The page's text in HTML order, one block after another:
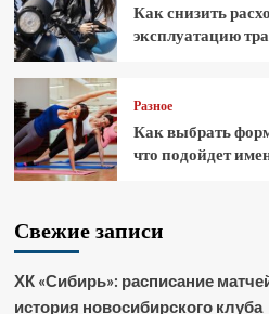
Как снизить
эксплуатацию
Разное
Как выбрать
что подойдет
Свежие записи
ХК «Сибирь»: расписание
история новосибирского клуба